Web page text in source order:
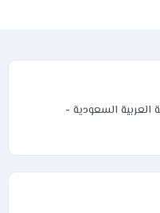
العربية السعودية -